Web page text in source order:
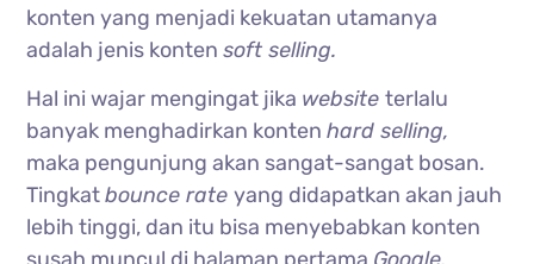
konten yang menjadi kekuatan utamanya
adalah jenis kontensoft selling.
Hal ini wajar mengingat jika websiteterlalu
banyak menghadirkan kontenhard selling,
maka pengunjung akan sangat-sangat bosan.
Tingkatbounce rateyang didapatkan akan jauh
lebih tinggi, dan itu bisa menyebabkan konten